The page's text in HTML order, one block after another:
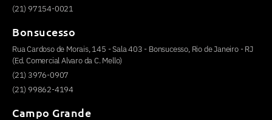
(21) 97154-0021
Bonsucesso
Rua Cardoso de Morais, 145 - Sala 403 - Bonsucesso, Rio de Janeiro - RJ
(Ed. Comercial Alvaro da C. Mello)
(21) 3976-0907
(21) 99862-4194
Campo Grande